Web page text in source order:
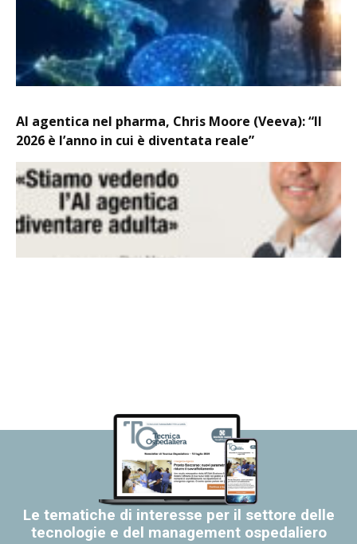
AI agentica nel pharma, Chris Moore (Veeva): “Il
2026 è l’anno in cui è diventata reale”
Le tematiche di interesse per il settore delle
tecnologie e del management ospedaliero